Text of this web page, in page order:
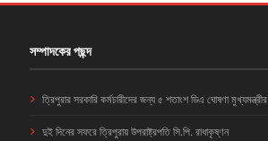
সম্পাদকের পছন্দ
ত্রিপুরার সরকারি কর্মচারীদের জন্য ৫ শতাংশ ডিএ ঘোষণা মুখ্যমন্ত্রীর
দুই দিনের সফরে ত্রিপুরায় উপরাষ্ট্রপতি সি.পি. রাধাকৃষ্ণন